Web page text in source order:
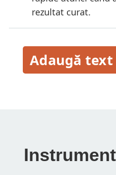
rezultat curat.
Adaugă